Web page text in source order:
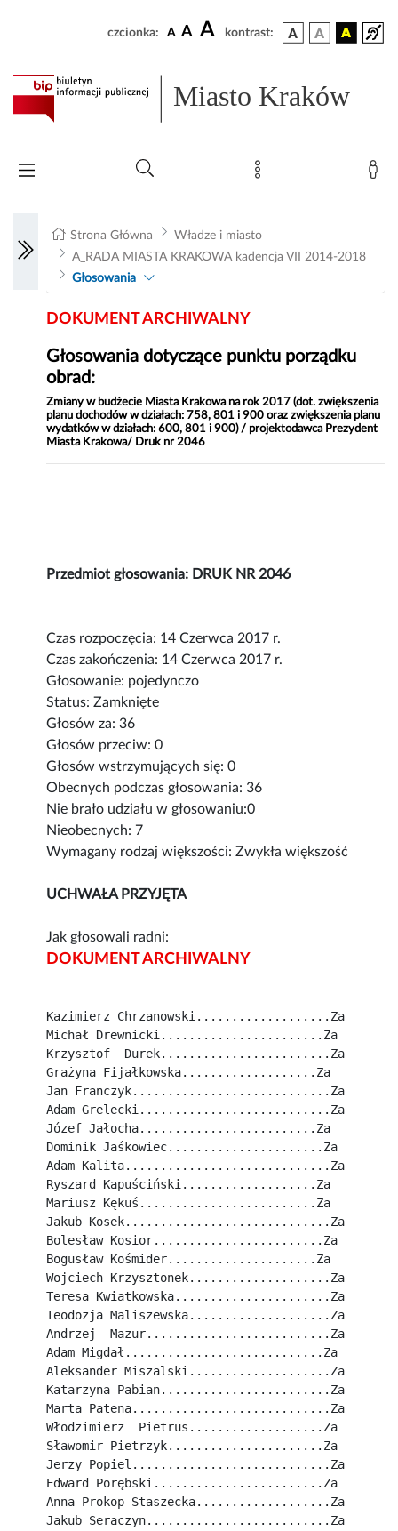
czcionka: A A A kontrast:
Miasto Kraków
Strona Główna
Władze i miasto
A_RADA MIASTA KRAKOWA kadencja VII 2014-2018
Głosowania
DOKUMENT ARCHIWALNY
Głosowania dotyczące punktu porządku
obrad:
Zmiany w budżecie Miasta Krakowa na rok 2017 (dot. zwiększenia
planu dochodów w działach: 758, 801 i 900 oraz zwiększenia planu
wydatków w działach: 600, 801 i 900) / projektodawca Prezydent
Miasta Krakowa/ Druk nr 2046
Przedmiot głosowania: DRUK NR 2046
Czas rozpoczęcia: 14 Czerwca 2017 r.
Czas zakończenia: 14 Czerwca 2017 r.
Głosowanie: pojedynczo
Status: Zamknięte
Głosów za: 36
Głosów przeciw: 0
Głosów wstrzymujących się: 0
Obecnych podczas głosowania: 36
Nie brało udziału w głosowaniu:0
Nieobecnych: 7
Wymagany rodzaj większości: Zwykła większość
UCHWAŁA PRZYJĘTA
Jak głosowali radni:
DOKUMENT ARCHIWALNY
Kazimierz Chrzanowski...................Za
Michał Drewnicki.......................Za
Krzysztof  Durek........................Za
Grażyna Fijałkowska...................Za
Jan Franczyk............................Za
Adam Grelecki...........................Za
Józef Jałocha.........................Za
Dominik Jaśkowiec......................Za
Adam Kalita.............................Za
Ryszard Kapuściński...................Za
Mariusz Kękuś.........................Za
Jakub Kosek.............................Za
Bolesław Kosior........................Za
Bogusław Kośmider.....................Za
Wojciech Krzysztonek....................Za
Teresa Kwiatkowska......................Za
Teodozja Maliszewska....................Za
Andrzej  Mazur..........................Za
Adam Migdał............................Za
Aleksander Miszalski....................Za
Katarzyna Pabian........................Za
Marta Patena............................Za
Włodzimierz  Pietrus...................Za
Sławomir Pietrzyk......................Za
Jerzy Popiel............................Za
Edward Porębski........................Za
Anna Prokop-Staszecka...................Za
Jakub Seraczyn..........................Za